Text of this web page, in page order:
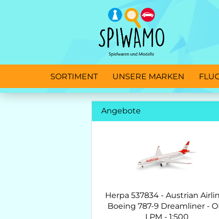
SORTIMENT UNSERE MARKEN
Angebote
Herpa 537834 - Austrian
Boeing 787-9 Dreamliner -
LPM - 1:500